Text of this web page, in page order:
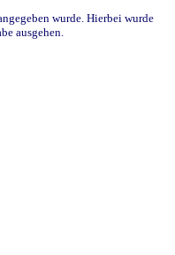
wurde. Hierbei wurde
ausgehen.